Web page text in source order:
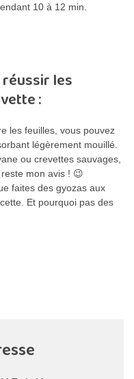
10 à 12 min.
les
:
les feuilles, vous pouvez
légèrement mouillé.
ou crevettes sauvages,
mon avis ! 😉
faites des gyozas aux
Et pourquoi pas des